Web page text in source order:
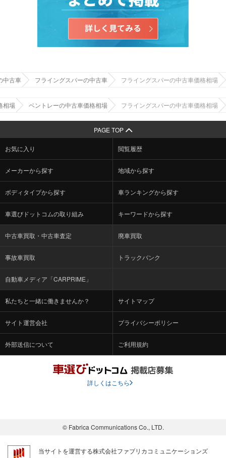
中古車 フライングスパーの中古車 フライングスパーの中古車価格相場
相場 ベントレーの中古車価格相場 フライングスパーの中古車価格相場
PAGE TOP
お気に入り 閲覧履歴
メーカーから探す 地域から探す
ボディタイプから探す 車ランキングから探す
車選びドットコムの取り組み キーワードから探す
中古車買取・中古車査定 廃車買取
事故車買取 トラックバンク
自動車メディア「CARPRIME」
私たちと一緒に働きませんか？ サイトマップ
サイト運営会社 プライバシーポリシー
外部送信について ご利用規約
詳しくはこちら
© Fabrica Communications Co., LTD.
当サイトを運営する株式会社ファブリカコミュニケーションズ